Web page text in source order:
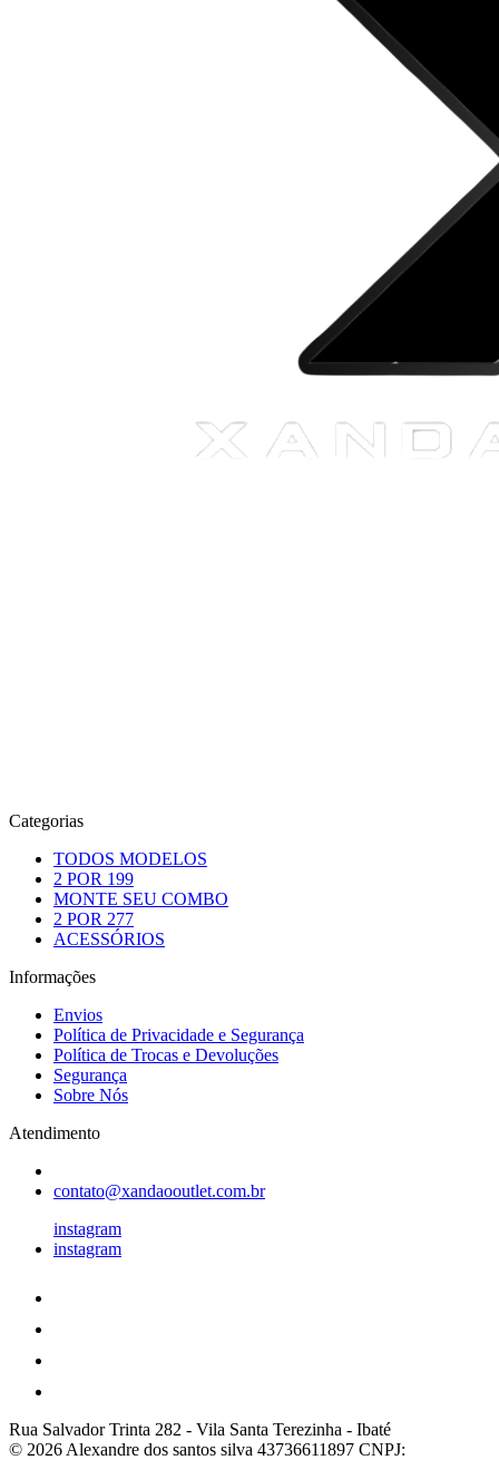
Categorias
TODOS MODELOS
2 POR 199
MONTE SEU COMBO
2 POR 277
ACESSÓRIOS
Informações
Envios
Política de Privacidade e Segurança
Política de Trocas e Devoluções
Segurança
Sobre Nós
Atendimento
contato@xandaooutlet.com.br
instagram
instagram
Rua Salvador Trinta 282 - Vila Santa Terezinha - Ibaté
© 2026 Alexandre dos santos silva 43736611897 CNPJ: